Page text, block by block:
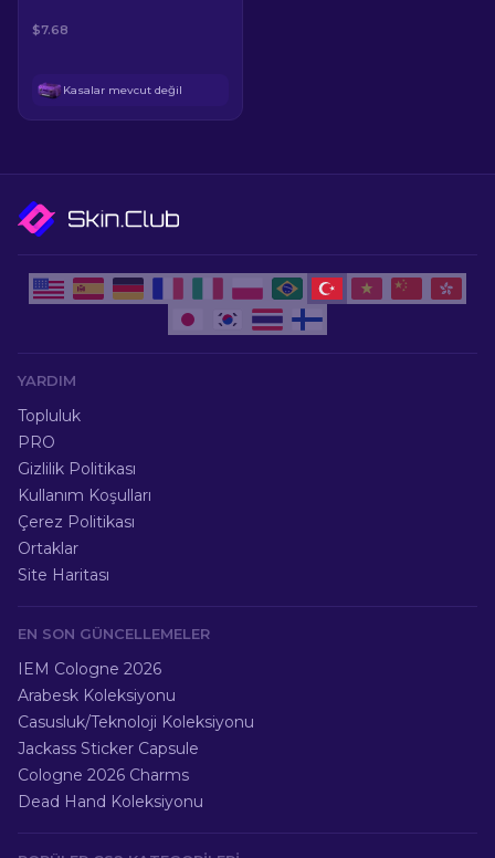
$7.68
Kasalar mevcut değil
YARDIM
Topluluk
PRO
Gizlilik Politikası
Kullanım Koşulları
Çerez Politikası
Ortaklar
Site Haritası
EN SON GÜNCELLEMELER
IEM Cologne 2026
Arabesk Koleksiyonu
Casusluk/Teknoloji Koleksiyonu
Jackass Sticker Capsule
Cologne 2026 Charms
Dead Hand Koleksiyonu